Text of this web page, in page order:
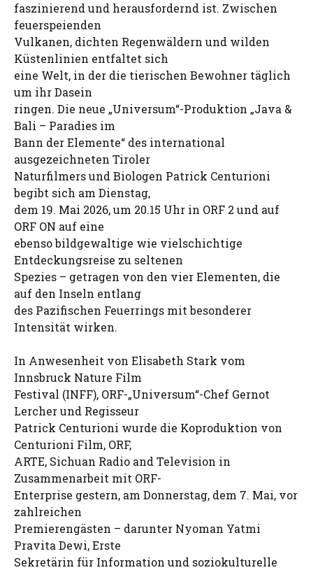
faszinierend und herausfordernd ist. Zwischen
feuerspeienden
Vulkanen, dichten Regenwäldern und wilden
Küstenlinien entfaltet sich
eine Welt, in der die tierischen Bewohner täglich
um ihr Dasein
ringen. Die neue „Universum“-Produktion „Java &
Bali – Paradies im
Bann der Elemente“ des international
ausgezeichneten Tiroler
Naturfilmers und Biologen Patrick Centurioni
begibt sich am Dienstag,
dem 19. Mai 2026, um 20.15 Uhr in ORF 2 und auf
ORF ON auf eine
ebenso bildgewaltige wie vielschichtige
Entdeckungsreise zu seltenen
Spezies – getragen von den vier Elementen, die
auf den Inseln entlang
des Pazifischen Feuerrings mit besonderer
Intensität wirken.
In Anwesenheit von Elisabeth Stark vom
Innsbruck Nature Film
Festival (INFF), ORF-„Universum“-Chef Gernot
Lercher und Regisseur
Patrick Centurioni wurde die Koproduktion von
Centurioni Film, ORF,
ARTE, Sichuan Radio and Television in
Zusammenarbeit mit ORF-
Enterprise gestern, am Donnerstag, dem 7. Mai, vor
zahlreichen
Premierengästen – darunter Nyoman Yatmi
Pravita Dewi, Erste
Sekretärin für Information und soziokulturelle